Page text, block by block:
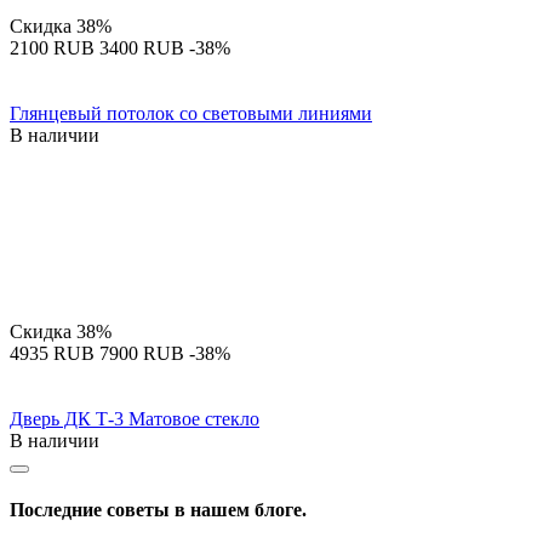
Скидка 38%
‍2100‍ RUB ‍3400‍ RUB -38%
Глянцевый потолок со световыми линиями
В наличии
Скидка 38%
‍4935‍ RUB ‍7900‍ RUB -38%
Дверь ДК Т-3 Матовое стекло
В наличии
Последние советы в нашем блоге.